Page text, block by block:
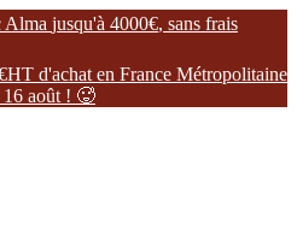
Alma jusqu'à 4000€, sans frais
HT d'achat en France Métropolitaine
16 août ! 